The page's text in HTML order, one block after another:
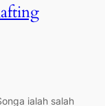
ialah salah